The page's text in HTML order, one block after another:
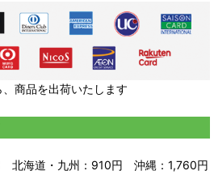
商品を出荷いたします
海道・九州：910円 沖縄：1,760円